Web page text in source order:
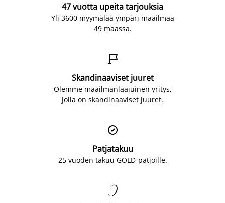
47 vuotta upeita tarjouksia
Yli 3600 myymälää ympäri maailmaa
49 maassa.

Skandinaaviset juuret
Olemme maailmanlaajuinen yritys,
jolla on skandinaaviset juuret.

Patjatakuu
25 vuoden takuu GOLD-patjoille.
